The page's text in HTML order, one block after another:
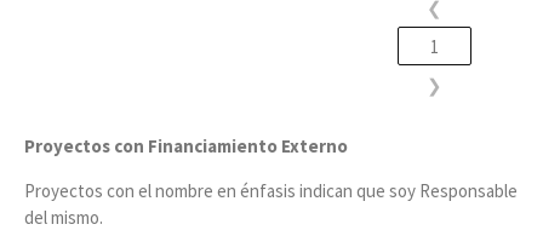
❮
1
❯
Proyectos con Financiamiento Externo
Proyectos con el nombre en énfasis indican que soy Responsable
del mismo.